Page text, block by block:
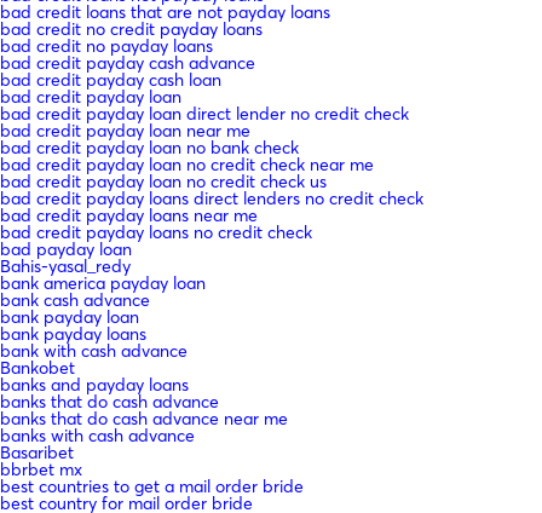
bad credit loans that are not payday loans
bad credit no credit payday loans
bad credit no payday loans
bad credit payday cash advance
bad credit payday cash loan
bad credit payday loan
bad credit payday loan direct lender no credit check
bad credit payday loan near me
bad credit payday loan no bank check
bad credit payday loan no credit check near me
bad credit payday loan no credit check us
bad credit payday loans direct lenders no credit check
bad credit payday loans near me
bad credit payday loans no credit check
bad payday loan
Bahis-yasal_redy
bank america payday loan
bank cash advance
bank payday loan
bank payday loans
bank with cash advance
Bankobet
banks and payday loans
banks that do cash advance
banks that do cash advance near me
banks with cash advance
Basaribet
bbrbet mx
best countries to get a mail order bride
best country for mail order bride